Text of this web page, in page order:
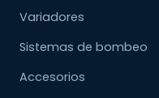
Variadores
Sistemas de bombeo
Accesorios